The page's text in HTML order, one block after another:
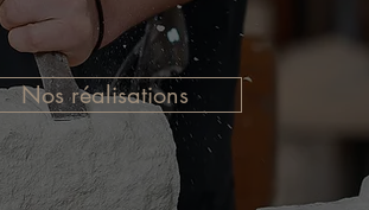
Nos réalisations